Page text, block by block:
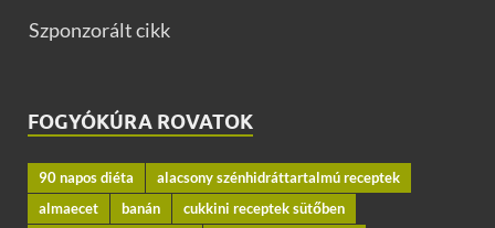
Szponzorált cikk
FOGYÓKÚRA ROVATOK
90 napos diéta
alacsony szénhidráttartalmú receptek
almaecet
banán
cukkini receptek sütőben